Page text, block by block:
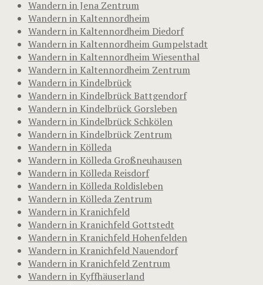
Wandern in Jena Zentrum
Wandern in Kaltennordheim
Wandern in Kaltennordheim Diedorf
Wandern in Kaltennordheim Gumpelstadt
Wandern in Kaltennordheim Wiesenthal
Wandern in Kaltennordheim Zentrum
Wandern in Kindelbrück
Wandern in Kindelbrück Battgendorf
Wandern in Kindelbrück Gorsleben
Wandern in Kindelbrück Schkölen
Wandern in Kindelbrück Zentrum
Wandern in Kölleda
Wandern in Kölleda Großneuhausen
Wandern in Kölleda Reisdorf
Wandern in Kölleda Roldisleben
Wandern in Kölleda Zentrum
Wandern in Kranichfeld
Wandern in Kranichfeld Gottstedt
Wandern in Kranichfeld Hohenfelden
Wandern in Kranichfeld Nauendorf
Wandern in Kranichfeld Zentrum
Wandern in Kyffhäuserland